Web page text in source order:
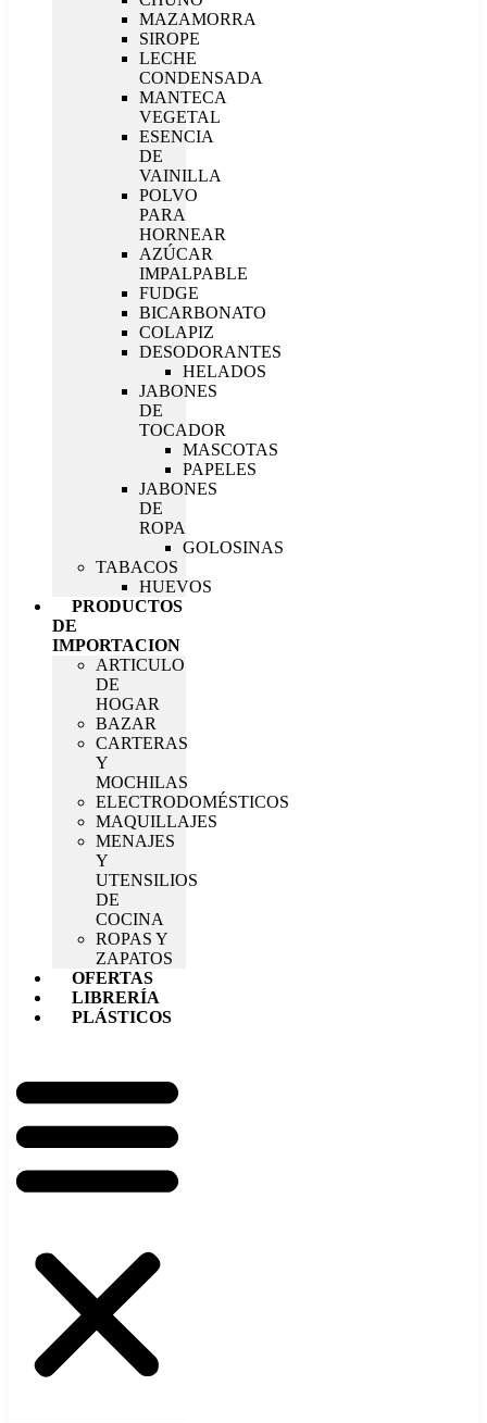
MAZAMORRA
SIROPE
LECHE
CONDENSADA
MANTECA
VEGETAL
ESENCIA
DE
VAINILLA
POLVO
PARA
HORNEAR
AZÚCAR
IMPALPABLE
FUDGE
BICARBONATO
COLAPIZ
DESODORANTES
HELADOS
JABONES
DE
TOCADOR
MASCOTAS
PAPELES
JABONES
DE
ROPA
GOLOSINAS
TABACOS
HUEVOS
PRODUCTOS
DE
IMPORTACION
ARTICULO
DE
HOGAR
BAZAR
CARTERAS
Y
MOCHILAS
ELECTRODOMÉSTICOS
MAQUILLAJES
MENAJES
Y
UTENSILIOS
DE
COCINA
ROPAS Y
ZAPATOS
OFERTAS
LIBRERÍA
PLÁSTICOS